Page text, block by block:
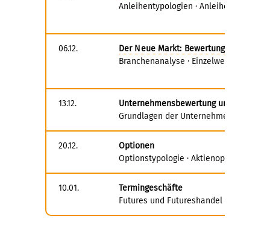
Anleihentypologien ·
06.12.
Der Neue Markt: Bewertung und Kauf
Branchenanalyse · Einzelwertanalyse
13.12.
Unternehmensbewertung und
Grundlagen der
20.12.
Optionen
Optionstypologie · Aktienoptionen
10.01.
Termingeschäfte
Futures und Futureshandel ·